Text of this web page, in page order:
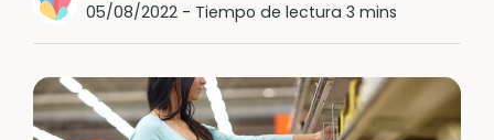
05/08/2022- Tiempo de lectura 3 mins